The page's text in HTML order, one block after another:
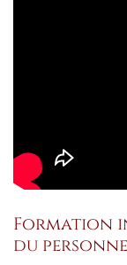
Formation
du